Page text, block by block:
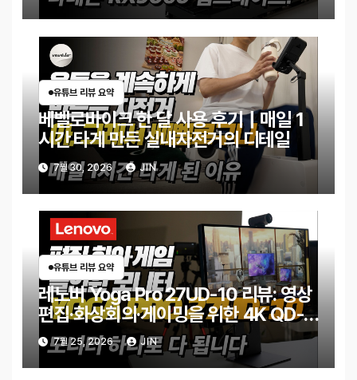
유튜브 리뷰 요약
베벨로바이크 한 달 사용 후기｜매일 1
시간 타게 만든 실내자전거의 디테일
7월 30, 2026 JIN
유튜브 리뷰 요약
레노버 Yoga Pro 27UD-10 리뷰: 영상
편집·화상회의·게이밍을 위한 4K QD-
OLED 모니터
7월 25, 2026 JIN